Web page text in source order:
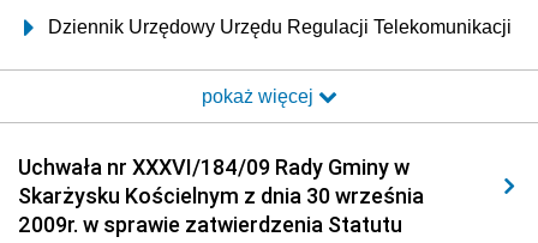
Dziennik Urzędowy Urzędu Regulacji Telekomunikacji
Dziennik Urzędowy Ministra Transportu i Budownictwa
Elektronicznej
Dziennik Urzędowy Ministra Spraw Wewnętrznych i
Administracji
pokaż więcej
Uchwała nr XXXVI/184/09 Rady Gminy w
Skarżysku Kościelnym z dnia 30 września
2009r. w sprawie zatwierdzenia Statutu